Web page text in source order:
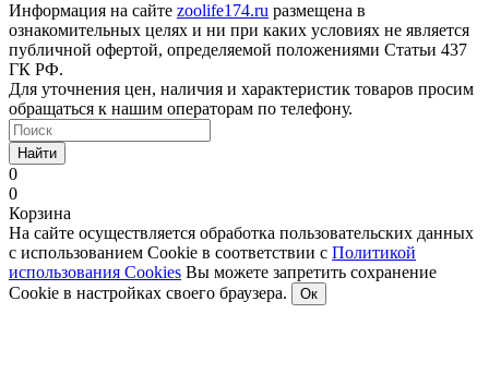
Информация на сайте zoolife174.ru размещена в
ознакомительных целях и ни при каких условиях не является
публичной офертой, определяемой положениями Статьи 437
ГК РФ.
Для уточнения цен, наличия и характеристик товаров просим
обращаться к нашим операторам по телефону.
Найти
0
0
Корзина
На сайте осуществляется обработка пользовательских данных
с использованием Cookie в соответствии с Политикой
использования Cookies Вы можете запретить сохранение
Cookie в настройках своего браузера.
Ок